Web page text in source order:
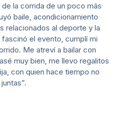
la corrida de un poco más
baile, acondicionamiento
relacionados al deporte y la
el evento, cumplí mi
Me atreví a bailar con
muy bien, me llevo regalitos
con quien hace tiempo no